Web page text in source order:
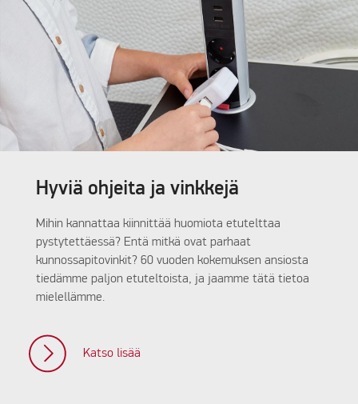
Hyviä ohjeita ja vinkkejä
Mihin kannattaa kiinnittää huomiota etutelttaa
pystytettäessä? Entä mitkä ovat parhaat
kunnossapitovinkit? 60 vuoden kokemuksen ansiosta
tiedämme paljon etuteltoista, ja jaamme tätä tietoa
mielellämme.
Katso lisää